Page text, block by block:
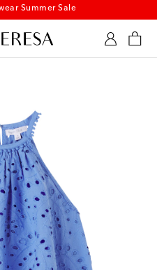
Summer Sale